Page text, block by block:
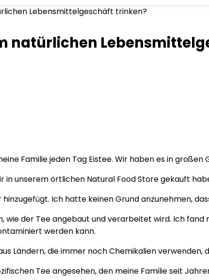
Lebensmittelgeschäft trinken?
natürlichen
Familie jeden Tag Eistee. Wir haben es in
unserem örtlichen Natural Food Store gekauft
Ich hatte keinen Grund anzunehmen,
der Tee angebaut und verarbeitet wird. Ich
werden kann.
Ländern, die immer noch Chemikalien verwenden,
Tee angesehen, den meine Familie seit